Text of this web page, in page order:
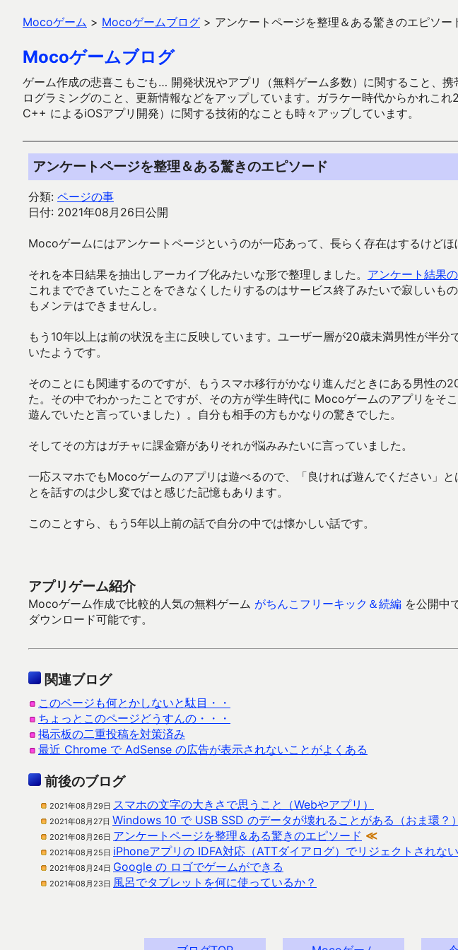
Mocoゲーム > Mocoゲームブログ > アンケートページを整理＆ある驚きのエピソー
Mocoゲームブログ
ゲーム作成の悲喜こもごも… 開発状況やアプリ（無料ゲーム多数）に関すること、
ログラミングのこと、更新情報などをアップしています。ガラケー時代からかれ
C++ によるiOSアプリ開発）に関する技術的なことも時々アップしています。
アンケートページを整理＆ある驚きのエピソード
分類: ページの事
日付: 2021年08月26日公開
Mocoゲームにはアンケートページというのが一応あって、長らく存在はするけどほ
それを本日結果を抽出しアーカイブ化みたいな形で整理しました。 アンケート結果
これまでできていたことをできなくしたりするのはサービス終了みたいで寂しいも
もメンテはできませんし。
もう10年以上は前の状況を主に反映しています。ユーザー層が20歳未満男性が半分
いたようです。
そのことにも関連するのですが、もうスマホ移行がかなり進んだときにある男性の
た。その中でわかったことですが、その方が学生時代に Mocoゲームのアプリをそ
遊んでいたと言っていました）。自分も相手の方もかなりの驚きでした。
そしてその方はガチャに課金癖がありそれが悩みみたいに言っていました。
一応スマホでもMocoゲームのアプリは遊べるので、「良ければ遊んでください」
とを話すのは少し変ではと感じた記憶もあります。
このことすら、もう5年以上前の話で自分の中では懐かしい話です。
アプリゲーム紹介
Mocoゲーム作成で比較的人気の無料ゲーム がちんこフリーキック＆続編 を公開中
ダウンロード可能です。
関連ブログ
このページも何とかしないと駄目・・
ちょっとこのページどうすんの・・・
掲示板の二重投稿を対策済み
最近 Chrome で AdSense の広告が表示されないことがよくある
前後のブログ
2021年08月29日 スマホの文字の大きさで思うこと（Webやアプリ）
2021年08月27日 Windows 10 で USB SSD のデータが壊れることがある（おま環？）
2021年08月26日 アンケートページを整理＆ある驚きのエピソード ≪
2021年08月25日 iPhoneアプリの IDFA対応（ATTダイアログ）でリジェクトされな
2021年08月24日 Google の ロゴでゲームができる
2021年08月23日 風呂でタブレットを何に使っているか？